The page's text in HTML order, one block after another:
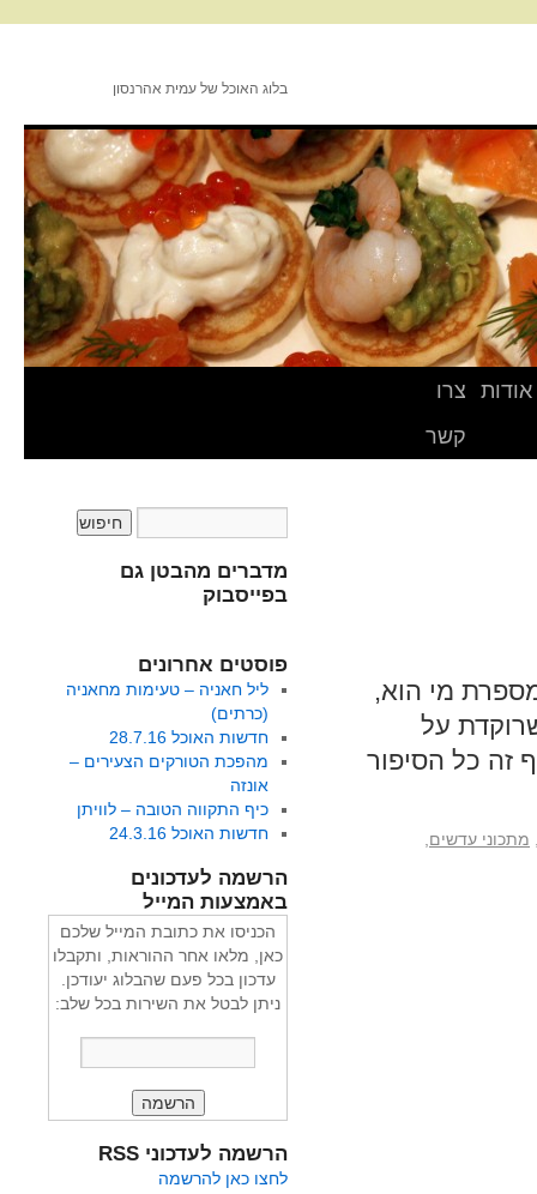
בלוג האוכל של עמית אהרנסון
אודות
צרו
קשר
מי הוא,
על
זה כל הסיפור
מתכוני עדשים
מדברים מהבטן גם
בפייסבוק
פוסטים אחרונים
ליל חאניה – טעימות מחאניה
(כרתים)
חדשות האוכל 28.7.16
מהפכת הטורקים הצעירים –
אונזה
כיף התקווה הטובה – לוויתן
חדשות האוכל 24.3.16
הרשמה לעדכונים
באמצעות המייל
הכניסו את כתובת המייל שלכם
כאן, מלאו אחר ההוראות, ותקבלו
עדכון בכל פעם שהבלוג יעודכן.
ניתן לבטל את השירות בכל שלב:
הרשמה לעדכוני RSS
לחצו כאן להרשמה